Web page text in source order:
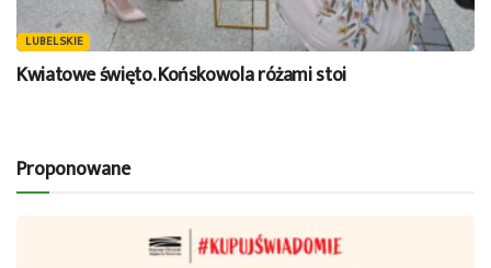
LUBELSKIE
Kwiatowe święto. Końskowola różami stoi
Proponowane